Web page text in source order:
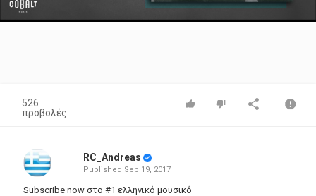
Video
526
προβολές
RC_Andreas
Published Sep 19, 2017
Subscribe now στο #1 ελληνικό μουσικό